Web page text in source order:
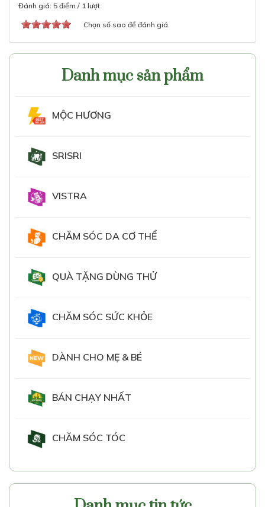
Đánh giá: 5 điểm / 1 lượt
Chọn số sao để đánh giá
Danh mục sản phẩm
MỘC HƯƠNG
SRISRI
VISTRA
CHĂM SÓC DA CƠ THỂ
QUÀ TẶNG DÙNG THỬ
CHĂM SÓC SỨC KHỎE
DÀNH CHO MẸ & BÉ
BÁN CHẠY NHẤT
CHĂM SÓC TÓC